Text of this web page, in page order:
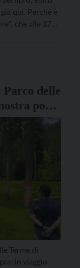
qui. Perché è
che alle 17
Parco delle
porta
Sarca
Terme di
in viaggio